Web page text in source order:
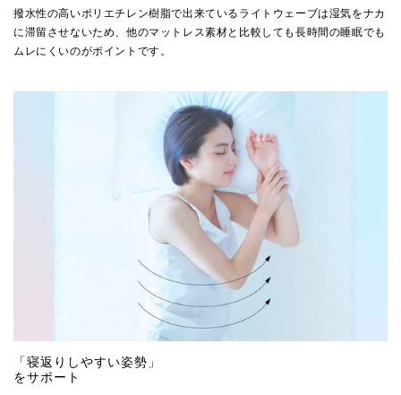
撥水性の高いポリエチレン樹脂で出来ているライトウェーブは湿気をナカ
に滞留させないため、他のマットレス素材と比較しても長時間の睡眠でも
ムレにくいのがポイントです。
「寝返りしやすい姿勢」
をサポート